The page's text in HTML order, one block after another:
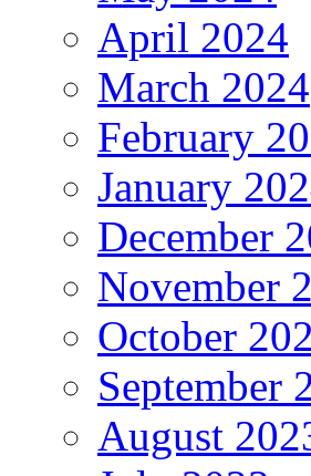
April 2024
March 2024
February
January
December
November
October
September
August